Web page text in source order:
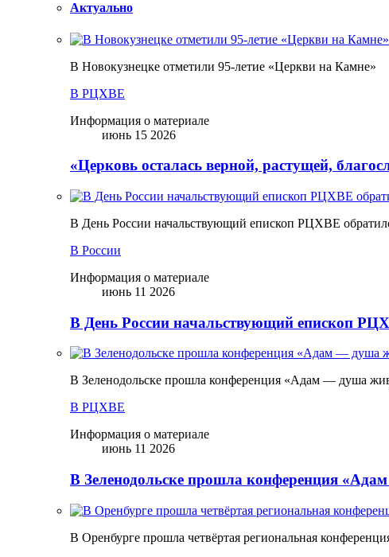
Актуально
В Новокузнецке отметили 95-летие «Церкви на Камне»
В РЦХВЕ
Информация о материале
июнь 15 2026
«Церковь осталась верной, растущей,
В День России начальствующий епископ РЦХВЕ
В России
Информация о материале
июнь 11 2026
В День России начальствующий епископ
В Зеленодольске прошла конференция «Адам — душа
В РЦХВЕ
Информация о материале
июнь 11 2026
В Зеленодольске прошла конференция
В Оренбурге прошла четвёртая региональная